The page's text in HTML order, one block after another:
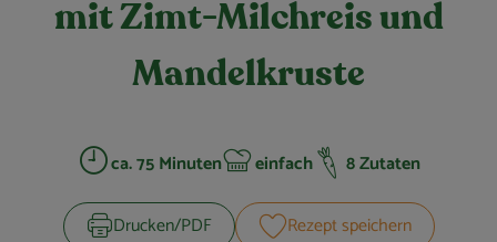
Haus, Garten & Co.
Über uns
Blog
mit Zimt-Milchreis und
Mandelkruste
Zubreitungszeit:
ca. 75 MinutenSchwierigkeit:
einfach 8 Zutaten
Drucken​/​PDF Rezept speichern